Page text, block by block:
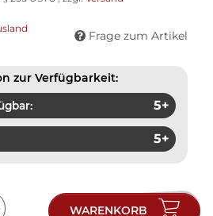
Frage zum Artikel
zur Verfügbarkeit:
5+
5+
WARENKORB